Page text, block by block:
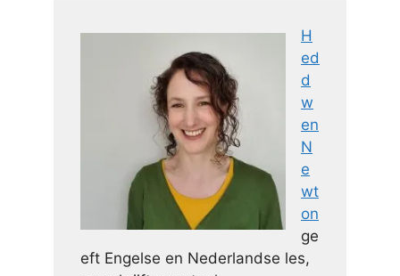
H
ed
d
w
en
N
e
wt
on
ge
eft Engelse en Nederlandse les,